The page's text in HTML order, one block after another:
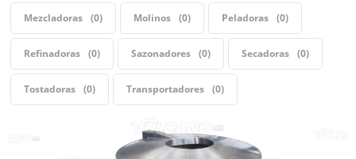
Mezcladoras 0 Molinos 0 Peladoras 0
Refinadoras 0 Sazonadores 0 Secadoras 0
Tostadoras 0 Transportadores 0